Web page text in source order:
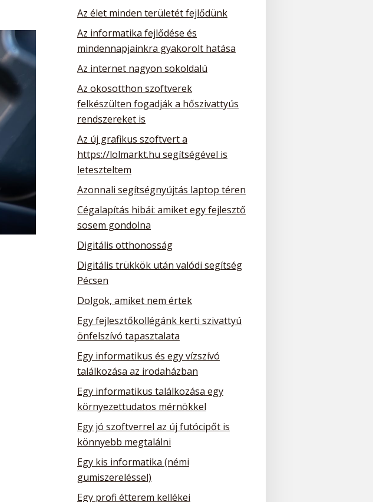
Az élet minden területét fejlődünk
Az informatika fejlődése és
mindennapjainkra gyakorolt hatása
Az internet nagyon sokoldalú
Az okosotthon szoftverek
felkészülten fogadják a hőszivattyús
rendszereket is
Az új grafikus szoftvert a
https://lolmarkt.hu segítségével is
leteszteltem
Azonnali segítségnyújtás laptop téren
Cégalapítás hibái: amiket egy fejlesztő
sosem gondolna
Digitális otthonosság
Digitális trükkök után valódi segítség
Pécsen
Dolgok, amiket nem értek
Egy fejlesztőkollégánk kerti szivattyú
önfelszívó tapasztalata
Egy informatikus és egy vízszívó
találkozása az irodaházban
Egy informatikus találkozása egy
környezettudatos mérnökkel
Egy jó szoftverrel az új futócipőt is
könnyebb megtalálni
Egy kis informatika (némi
gumiszereléssel)
Egy profi étterem kellékei